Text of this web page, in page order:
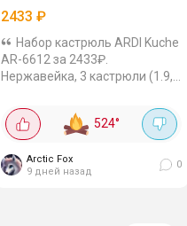
2433 ₽
Набор кастрюль ARDI Kuche
AR-6612 за 2433₽.
Нержавейка, 3 кастрюли (1.9,
крышки. Капсульное дно -
греется равномерно. Для
индукции подходит. В
посудомойку...
524°
Arctic Fox
9 дней назад
0